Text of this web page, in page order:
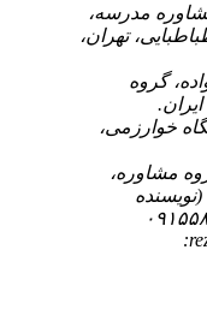
مدرسه،
تهران،
گروه
خوارزمی،
مشاوره،